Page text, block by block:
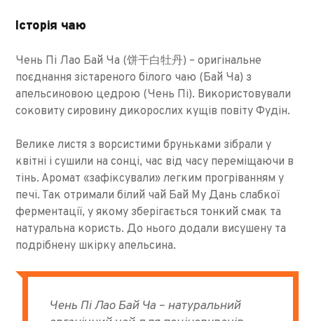
Історія чаю
Чень Пі Лао Бай Ча (饼干白牡丹) – оригінальне
поєднання зістареного білого чаю (Бай Ча) з
апельсиновою цедрою (Чень Пі). Використовували
соковиту сировину дикорослих кущів повіту Фудін.
Велике листя з ворсистими бруньками зібрали у
квітні і сушили на сонці, час від часу переміщаючи в
тінь. Аромат «зафіксували» легким прогріванням у
печі. Так отримали білий чай Бай Му Дань слабкої
ферментації, у якому зберігається тонкий смак та
натуральна користь. До нього додали висушену та
подрібнену шкірку апельсина.
Чень Пі Лао Бай Ча – натуральний